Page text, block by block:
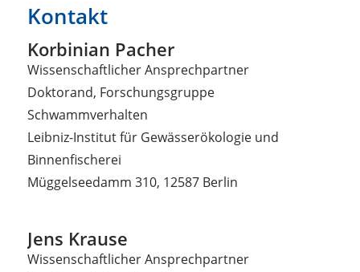
Kontakt
Korbinian Pacher
Wissenschaftlicher Ansprechpartner
Doktorand, Forschungsgruppe
Schwammverhalten
Leibniz-Institut für Gewässerökologie und
Binnenfischerei
Müggelseedamm 310, 12587 Berlin
Jens Krause
Wissenschaftlicher Ansprechpartner